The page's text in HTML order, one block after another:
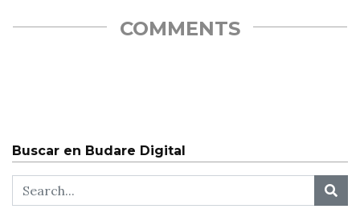
COMMENTS
Buscar en Budare Digital